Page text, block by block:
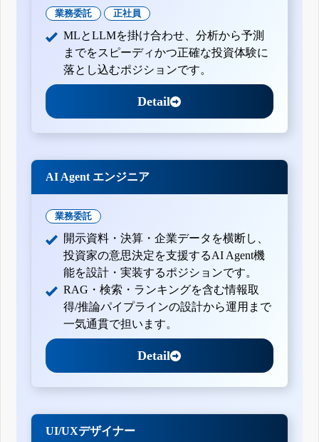
業務委託 正社員
MLとLLMを掛け合わせ、分析から予測
までをスピーディかつ正確な投資体験に
落とし込むポジションです。
Detail
AI Agent エンジニア
業務委託
開示資料・決算・企業データを横断し、
投資家の意思決定を支援するAI Agent機
能を設計・実装するポジションです。
RAG・検索・ランキングを含む情報取
得/推論パイプラインの設計から運用まで
一気通貫で担います。
Detail
UI/UXデザイナー